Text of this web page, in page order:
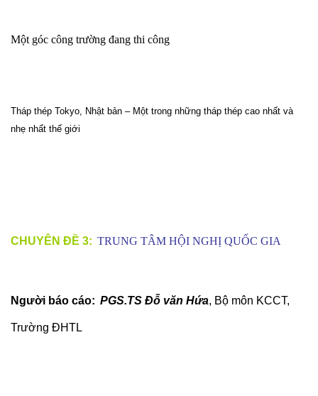
Một góc công trường đang thi công
Tháp thép Tokyo , Nhật bản – Một trong những tháp thép cao nhất và
nhẹ nhất thế giới
CHUYÊN ĐỀ 3: TRUNG TÂM HỘI NGHỊ QUỐC GIA
Người báo cáo: PGS.TS Đỗ văn Hứa, Bộ môn KCCT,
Trường ĐHTL